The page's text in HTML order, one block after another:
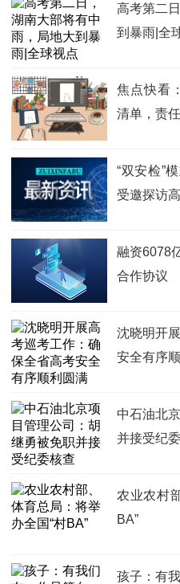
高考第二
到暴雨|全
焦点快看
清单，责
“双安检”
受邀探访
融资6078
合作协议
沈晓明开
安全有序
中石油北
并接受纪
农业农村
BA”
孩子：有